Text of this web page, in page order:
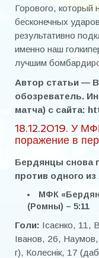
Горового, который
бесконечных
результативно
именно наш
лучшим
Автор статьи —
обозреватель.
матча) с сайта:
18.12.2019. У
поражение в
Бердянцы снова
против одного
МФК
(Ромны) – 5:11
Голи: Ісаєнко, 11,
Іванов, 26,
г), Колеснік, 17